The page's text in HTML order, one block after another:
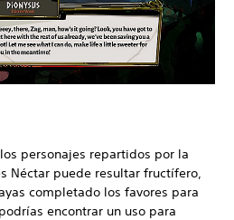
personajes repartidos por la
Néctar puede resultar fructífero,
completado los favores para
encontrar un uso para